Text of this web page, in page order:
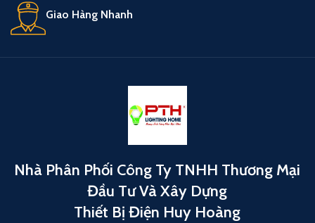
Giao Hàng Nhanh
Nhà Phân Phối Công Ty TNHH Thương Mại
Đầu Tư Và Xây Dựng
Thiết Bị Điện Huy Hoàng